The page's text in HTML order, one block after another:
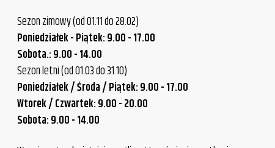
Sezon zimowy (od 01.11 do 28.02)
Poniedziałek - Piątek: 9.00 - 17.00
Sobota.: 9.00 - 14.00
Sezon letni (od 01.03 do 31.10)
Poniedziałek / Środa / Piątek: 9.00 - 17.00
Wtorek / Czwartek: 9.00 - 20.00
Sobota: 9.00 - 14.00